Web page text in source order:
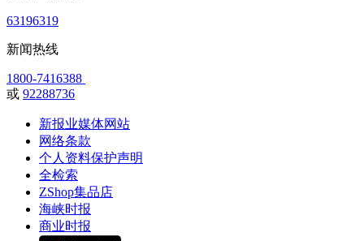
63196319
新闻热线
1800-7416388
或 92288736
新报业媒体网站
网络条款
个人资料保护声明
全检索
ZShop集品店
海峡时报
商业时报